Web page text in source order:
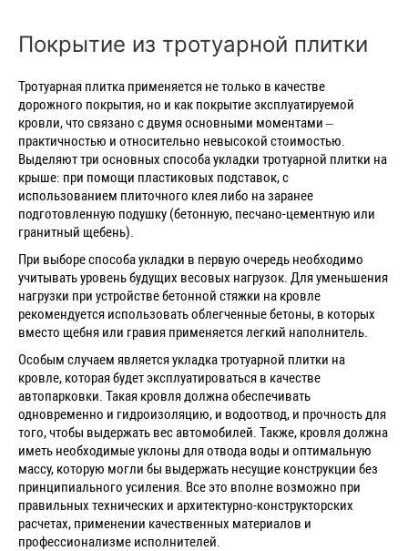
Покрытие из тротуарной плитки
Тротуарная плитка применяется не только в качестве
дорожного покрытия, но и как покрытие эксплуатируемой
кровли, что связано с двумя основными моментами –
практичностью и относительно невысокой стоимостью.
Выделяют три основных способа укладки тротуарной плитки на
крыше: при помощи пластиковых подставок, с
использованием плиточного клея либо на заранее
подготовленную подушку (бетонную, песчано-цементную или
гранитный щебень).
При выборе способа укладки в первую очередь необходимо
учитывать уровень будущих весовых нагрузок. Для уменьшения
нагрузки при устройстве бетонной стяжки на кровле
рекомендуется использовать облегченные бетоны, в которых
вместо щебня или гравия применяется легкий наполнитель.
Особым случаем является укладка тротуарной плитки на
кровле, которая будет эксплуатироваться в качестве
автопарковки. Такая кровля должна обеспечивать
одновременно и гидроизоляцию, и водоотвод, и прочность для
того, чтобы выдержать вес автомобилей. Также, кровля должна
иметь необходимые уклоны для отвода воды и оптимальную
массу, которую могли бы выдержать несущие конструкции без
принципиального усиления. Все это вполне возможно при
правильных технических и архитектурно-конструкторских
расчетах, применении качественных материалов и
профессионализме исполнителей.